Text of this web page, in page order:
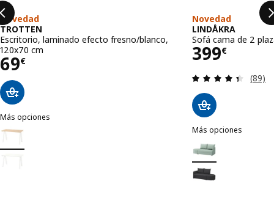
Novedad
TROTTEN
Escritorio, laminado efecto fresno/blanco,
120x70 cm
69€
Precio 69€
Más opciones
TROTTEN
Opción: TROTTEN, Escritorio, laminado efecto fresno/blanco,
Opción: TROTTEN, Escritorio, blanco, 120x70 cm
Novedad
LINDÅKRA
Sofá cama de 2
399€
Precio
(89)
Más opciones
Opción:
Opción: